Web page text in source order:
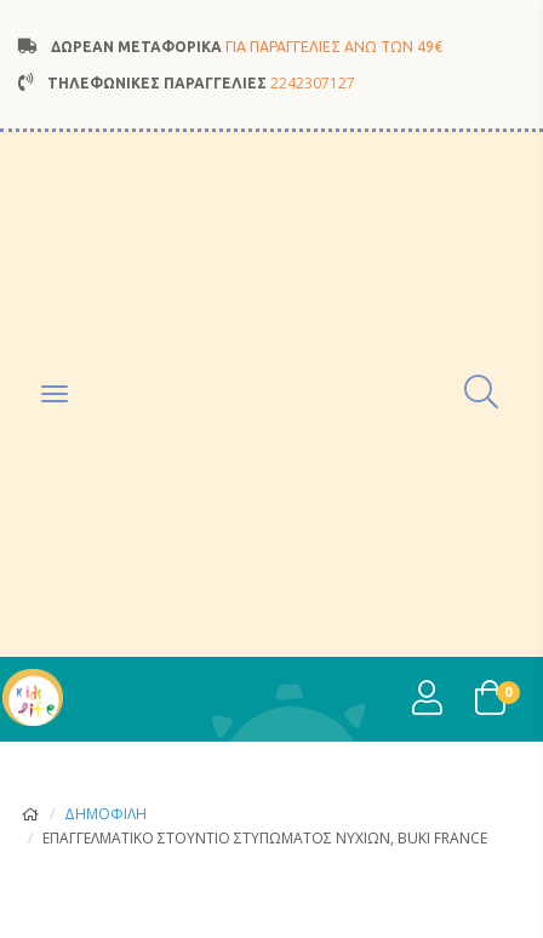
ΔΩΡΕΑΝ ΜΕΤΑΦΟΡΙΚΑ ΓΙΑ ΠΑΡΑΓΓΕΛΙΕΣ ΑΝΩ ΤΩΝ 49€
ΤΗΛΕΦΩΝΙΚΕΣ ΠΑΡΑΓΓΕΛΙΕΣ 2242307127
Toggle
USER 0
ΔΗΜΟΦΙΛΉ
ΕΠΑΓΓΕΛΜΑΤΙΚΌ ΣΤΟΎΝΤΙΟ ΣΤΥΠΏΜΑΤΟΣ ΝΥΧΙΏΝ, BUKI FRANCE